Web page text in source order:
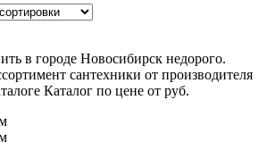
в городе Новосибирск недорого.
сантехники от производителя
Каталог по цене от руб.